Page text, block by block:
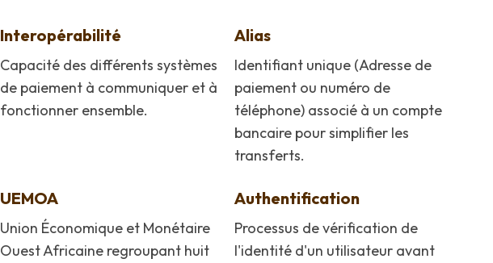
Interopérabilité
Capacité des différents systèmes
de paiement à communiquer et à
fonctionner ensemble.
Alias
Identifiant unique (Adresse de
paiement ou numéro de
téléphone) associé à un compte
bancaire pour simplifier les
transferts.
UEMOA
Union Économique et Monétaire
Ouest Africaine regroupant huit
Authentification
Processus de vérification de
l'identité d'un utilisateur avant